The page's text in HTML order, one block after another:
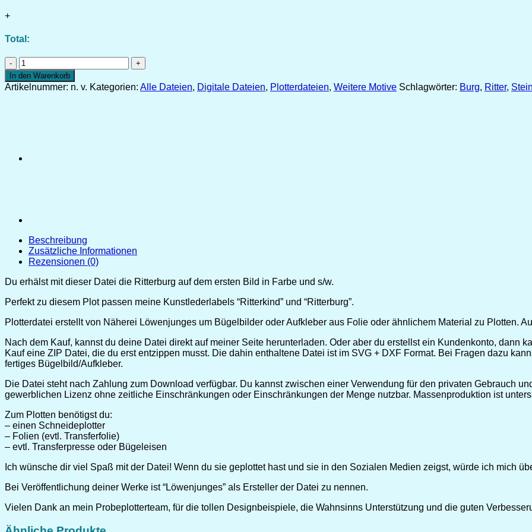
+
Total:
Plotterdatei
Ritterburg
[Digital]
Menge
In den Warenkorb
Artikelnummer: n. v. Kategorien: Alle Dateien, Digitale Dateien, Plotterdateien, Weitere Motive Schlagwörter: Burg, Ritter,
Beschreibung
Zusätzliche Informationen
Rezensionen (0)
Du erhälst mit dieser Datei die Ritterburg auf dem ersten Bild in Farbe und s/w.
Perfekt zu diesem Plot passen meine Kunstlederlabels “Ritterkind” und “Ritterburg”.
Plotterdatei erstellt von Näherei Löwenjunges um Bügelbilder oder Aufkleber aus Folie oder ähnlichem Material zu Plotten.
Nach dem Kauf, kannst du deine Datei direkt auf meiner Seite herunterladen. Oder aber du erstellst ein Kundenkonto, dann
Kauf eine ZIP Datei, die du erst entzippen musst. Die dahin enthaltene Datei ist im SVG + DXF Format. Bei Fragen dazu
fertiges Bügelbild/Aufkleber.
Die Datei steht nach Zahlung zum Download verfügbar. Du kannst zwischen einer Verwendung für den privaten Gebrauch
gewerblichen Lizenz ohne zeitliche Einschränkungen oder Einschränkungen der Menge nutzbar. Massenproduktion ist
Zum Plotten benötigst du:
– einen Schneideplotter
– Folien (evtl. Transferfolie)
– evtl. Transferpresse oder Bügeleisen
Ich wünsche dir viel Spaß mit der Datei! Wenn du sie geplottet hast und sie in den Sozialen Medien zeigst, würde ich mich
Bei Veröffentlichung deiner Werke ist “Löwenjunges” als Ersteller der Datei zu nennen.
Vielen Dank an mein Probeplotterteam, für die tollen Designbeispiele, die Wahnsinns Unterstützung und die guten